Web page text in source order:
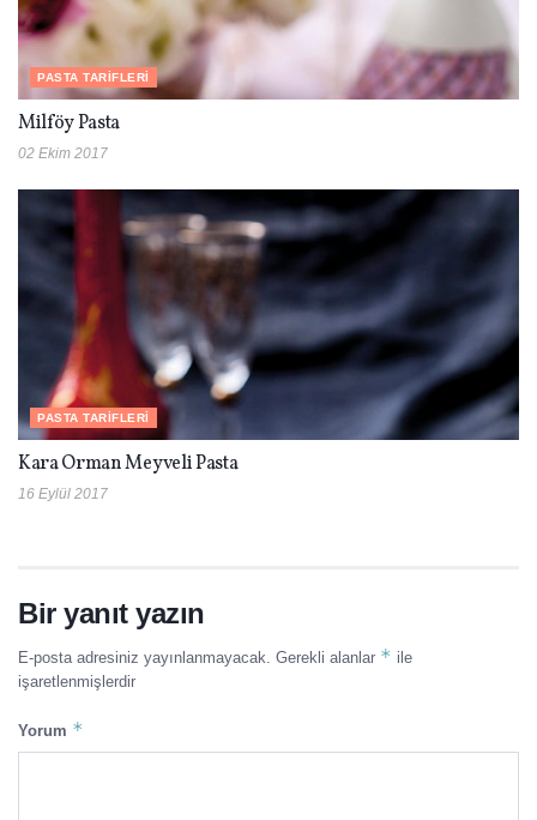
PASTA TARIFLERI
Milföy Pasta
02 Ekim 2017
PASTA TARIFLERI
Kara Orman Meyveli Pasta
16 Eylül 2017
Bir yanıt yazın
E-posta adresiniz yayınlanmayacak. Gerekli alanlar * ile
işaretlenmişlerdir
Yorum *